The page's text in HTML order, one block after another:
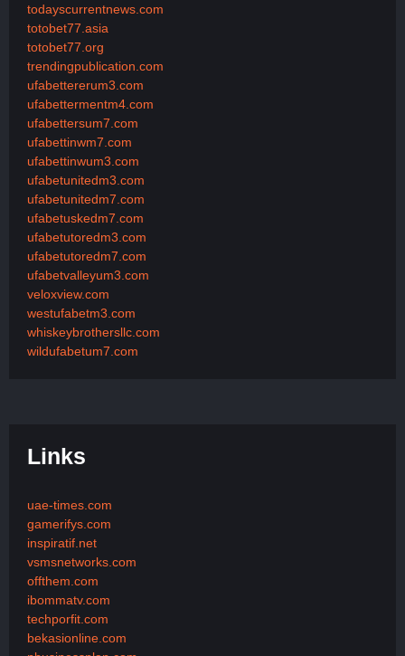
todayscurrentnews.com
totobet77.asia
totobet77.org
trendingpublication.com
ufabettererum3.com
ufabettermentm4.com
ufabettersum7.com
ufabettinwm7.com
ufabettinwum3.com
ufabetunitedm3.com
ufabetunitedm7.com
ufabetuskedm7.com
ufabetutoredm3.com
ufabetutoredm7.com
ufabetvalleyum3.com
veloxview.com
westufabetm3.com
whiskeybrothersllc.com
wildufabetum7.com
Links
uae-times.com
gamerifys.com
inspiratif.net
vsmsnetworks.com
offthem.com
ibommatv.com
techporfit.com
bekasionline.com